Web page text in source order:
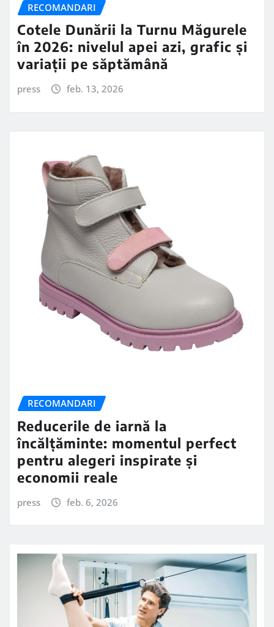
RECOMANDARI
Cotele Dunării la Turnu Măgurele
în 2026: nivelul apei azi, grafic și
variații pe săptămână
press feb. 13, 2026
RECOMANDARI
Reducerile de iarnă la
încălțăminte: momentul perfect
pentru alegeri inspirate și
economii reale
press feb. 6, 2026